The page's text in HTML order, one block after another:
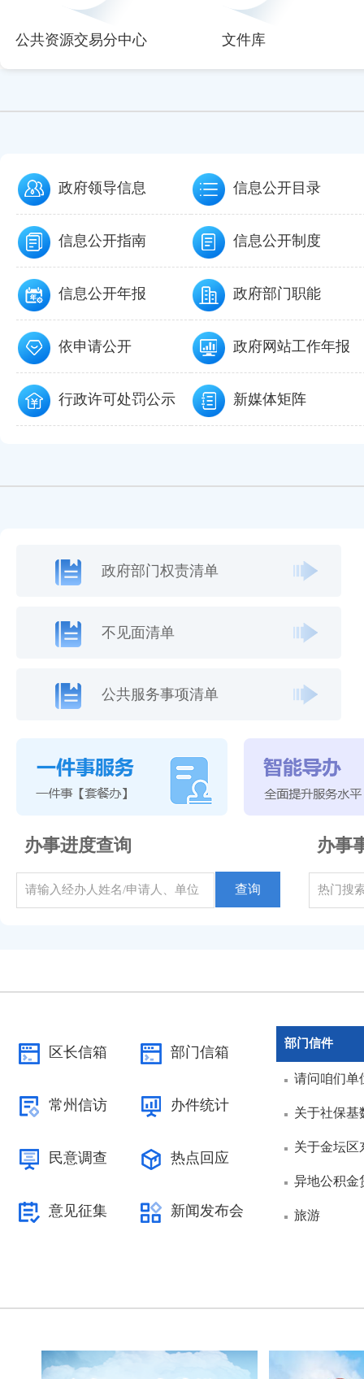
公共资源交易分中心 文件库
政府领导信息 信息公开目录
信息公开指南 信息公开制度
信息公开年报 政府部门职能
依申请公开 政府网站工作年报
行政许可处罚公示 新媒体矩阵
政府部门权责清单
不见面清单
公共服务事项清单
办事进度查询
查询
办事
区长信箱 部门信箱
常州信访 办件统计
民意调查 热点回应
意见征集 新闻发布会
部门信件
请问咱们单
关于社保基
关于金坛区
异地公积金
旅游